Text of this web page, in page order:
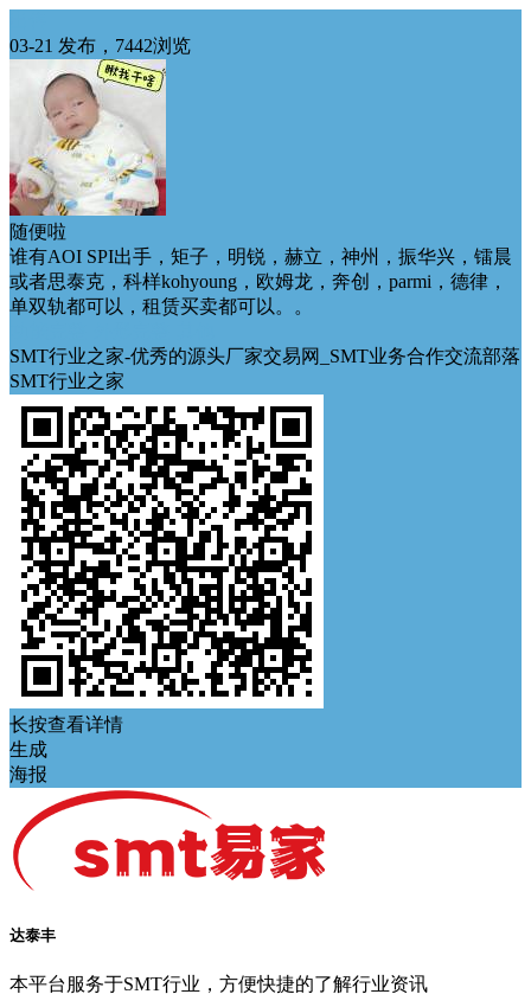
03-21 发布，7442浏览
随便啦
谁有AOI SPI出手，矩子，明锐，赫立，神州，振华兴，镭晨
或者思泰克，科样kohyoung，欧姆龙，奔创，parmi，德律，
单双轨都可以，租赁买卖都可以。。
SMT行业之家-优秀的源头厂家交易网_SMT业务合作交流部落
SMT行业之家
长按查看详情
生成
海报
达泰丰
本平台服务于SMT行业，方便快捷的了解行业资讯